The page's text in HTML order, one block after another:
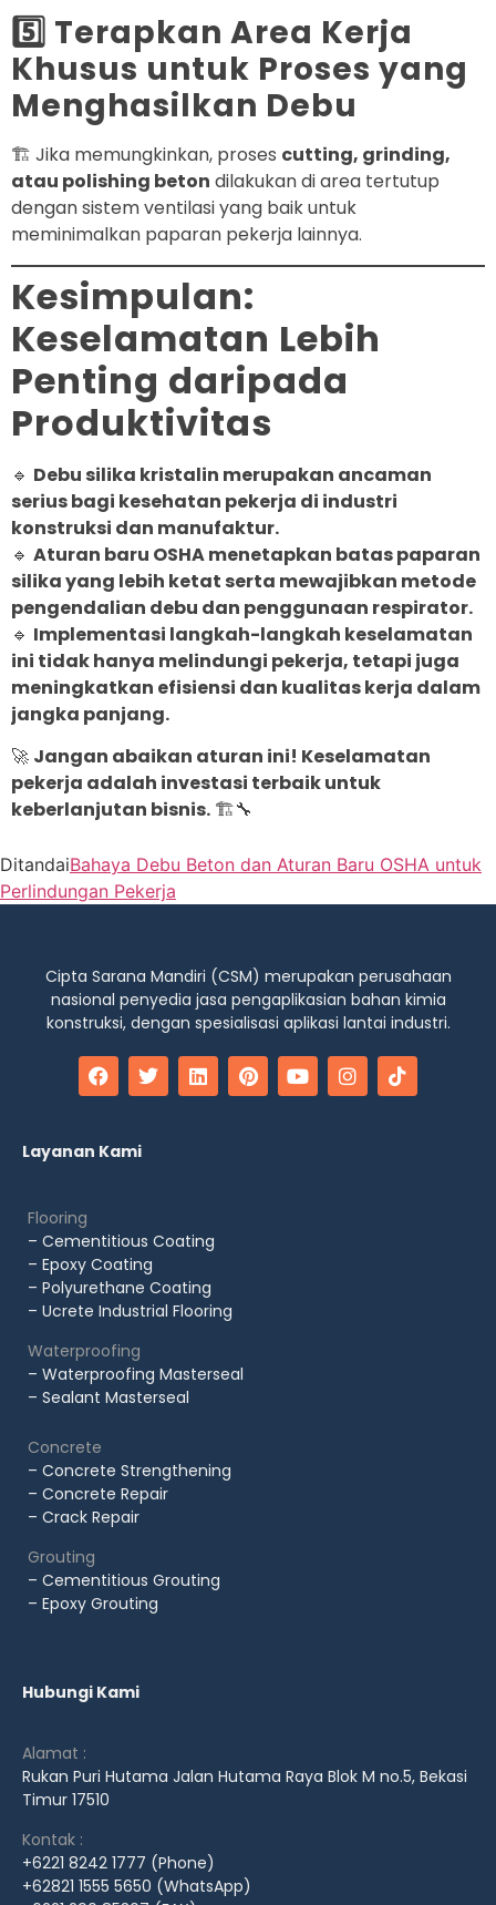
5️⃣ Terapkan Area Kerja
Khusus untuk Proses yang
Menghasilkan Debu
🏗️ Jika memungkinkan, proses cutting, grinding,
atau polishing beton dilakukan di area tertutup
dengan sistem ventilasi yang baik untuk
meminimalkan paparan pekerja lainnya.
Kesimpulan:
Keselamatan Lebih
Penting daripada
Produktivitas
🔹 Debu silika kristalin merupakan ancaman
serius bagi kesehatan pekerja di industri
konstruksi dan manufaktur.
🔹 Aturan baru OSHA menetapkan batas paparan
silika yang lebih ketat serta mewajibkan metode
pengendalian debu dan penggunaan respirator.
🔹 Implementasi langkah-langkah keselamatan
ini tidak hanya melindungi pekerja, tetapi juga
meningkatkan efisiensi dan kualitas kerja dalam
jangka panjang.
🚀 Jangan abaikan aturan ini! Keselamatan
pekerja adalah investasi terbaik untuk
keberlanjutan bisnis. 🏗️🔧
DitandaiBahaya Debu Beton dan Aturan Baru OSHA untuk
Perlindungan Pekerja
Cipta Sarana Mandiri (CSM) merupakan perusahaan
nasional penyedia jasa pengaplikasian bahan kimia
konstruksi, dengan spesialisasi aplikasi lantai industri.
Layanan Kami
Flooring
– Cementitious Coating
– Epoxy Coating
– Polyurethane Coating
– Ucrete Industrial Flooring
Waterproofing
– Waterproofing Masterseal
– Sealant Masterseal
Concrete
– Concrete Strengthening
– Concrete Repair
– Crack Repair
Grouting
– Cementitious Grouting
– Epoxy Grouting
Hubungi Kami
Alamat :
Rukan Puri Hutama Jalan Hutama Raya Blok M no.5, Bekasi
Timur 17510
Kontak :
+6221 8242 1777 (Phone)
+62821 1555 5650 (WhatsApp)